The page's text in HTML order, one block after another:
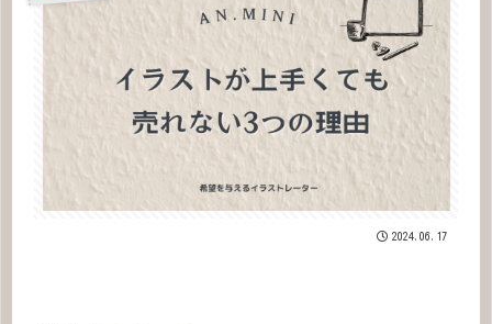
2024.06.17